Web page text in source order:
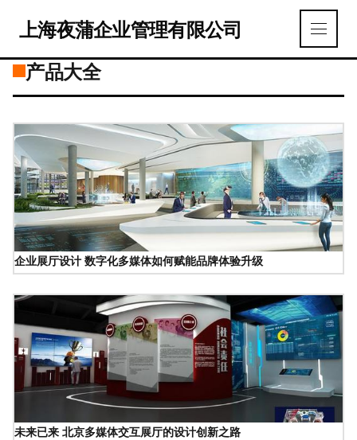
上海夜蒲企业管理有限公司
产品大全
企业展厅设计 数字化多媒体如何赋能品牌体验升级
未来已来 北京多媒体交互展厅的设计创新之路